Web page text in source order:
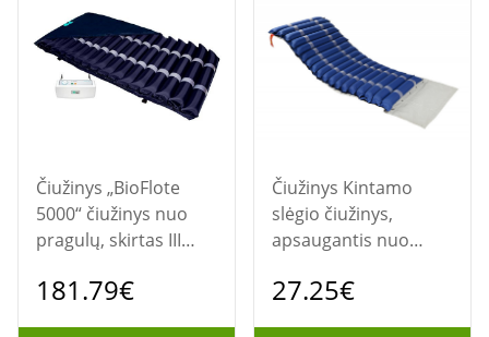
Čiužinys „BioFlote
5000“ čiužinys nuo
pragulų, skirtas III
160 kg, mėlynas
181.79€
Čiužinys Kintamo
slėgio čiužinys,
apsaugantis nuo
27.25€